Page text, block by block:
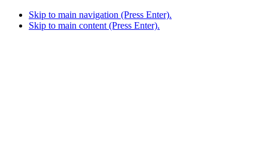
Skip to main navigation (Press Enter).
Skip to main content (Press Enter).